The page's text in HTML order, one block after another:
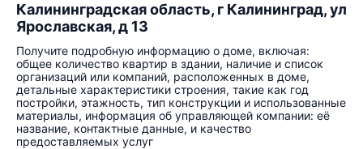
Калининградская область, г Калининград, ул
Ярославская, д 13
Получите подробную информацию о доме, включая:
общее количество квартир в здании, наличие и список
организаций или компаний, расположенных в доме,
детальные характеристики строения, такие как год
постройки, этажность, тип конструкции и использованные
материалы, информация об управляющей компании: её
название, контактные данные, и качество
предоставляемых услуг